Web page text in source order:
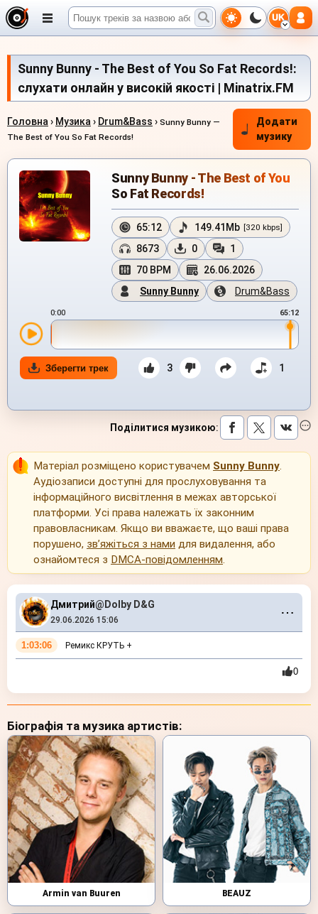
UK
Sunny Bunny - The Best of You So Fat Records!:
слухати онлайн у високій якості | Minatrix.FM
Головна › Музика › Drum&Bass › Sunny Bunny —
The Best of You So Fat Records!
Додати
музику
Sunny Bunny - The Best of You
So Fat Records!
65:12 149.41Mb [320 kbps]
8673 0
1
70 BPM
26.06.2026
Sunny Bunny
Drum&Bass
0:00 65:12
Зберегти трек 3 1
Поділитися музикою:
Матеріал розміщено користувачем Sunny Bunny.
Аудіозаписи доступні для прослуховування та
інформаційного висвітлення в межах авторської
платформи. Усі права належать їх законним
правовласникам. Якщо ви вважаєте, що ваші права
порушено, зв’яжіться з нами для видалення, або
ознайомтеся з DMCA-повідомленням.
Дмитрий@Dolby D&G
29.06.2026 15:06 ⋯
1:03:06 Ремикс КРУТЬ +
0
Біографія та музика артистів:
Armin van Buuren BEAUZ